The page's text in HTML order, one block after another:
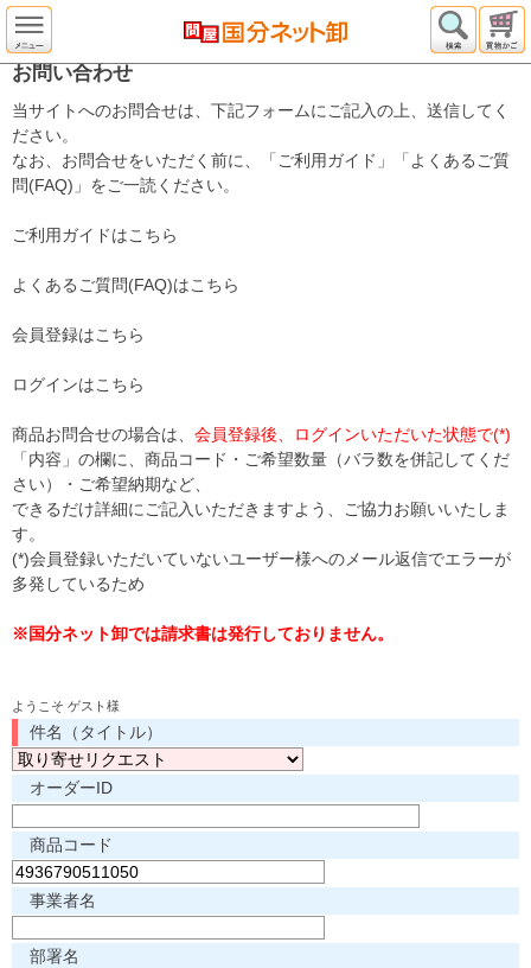
お問い合わせ
当サイトへのお問合せは、下記フォームにご記入の上、送信してく
ださい。
なお、お問合せをいただく前に、「ご利用ガイド」「よくあるご質
問(FAQ)」をご一読ください。
ご利用ガイドはこちら
よくあるご質問(FAQ)はこちら
会員登録はこちら
ログインはこちら
商品お問合せの場合は、 会員登録後、ログインいただいた状態で(*)
「内容」の欄に、商品コード・ご希望数量（バラ数を併記してくだ
さい）・ご希望納期など、
できるだけ詳細にご記入いただきますよう、ご協力お願いいたしま
す。
(*)会員登録いただいていないユーザー様へのメール返信でエラーが
多発しているため
※国分ネット卸では請求書は発行しておりません。
ようこそ ゲスト様
件名（タイトル）
オーダーID
商品コード
事業者名
部署名